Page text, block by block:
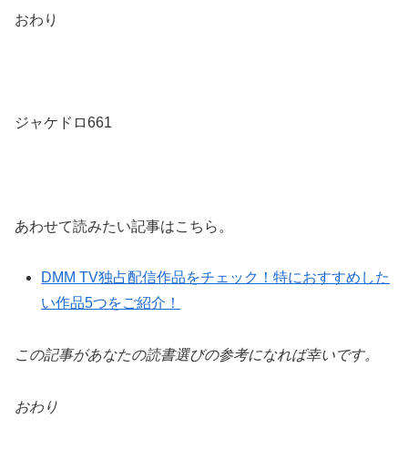
おわり
ジャケドロ661
あわせて読みたい記事はこちら。
DMM TV独占配信作品をチェック！特におすすめした
い作品5つをご紹介！
この記事があなたの読書選びの参考になれば幸いです。
おわり